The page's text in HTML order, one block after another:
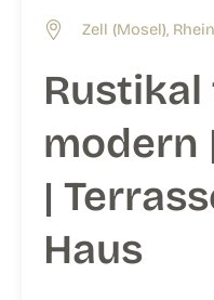
Zell (Mosel),
modern
|
Haus